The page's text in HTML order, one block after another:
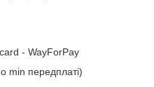
- WayForPay
min передплаті)